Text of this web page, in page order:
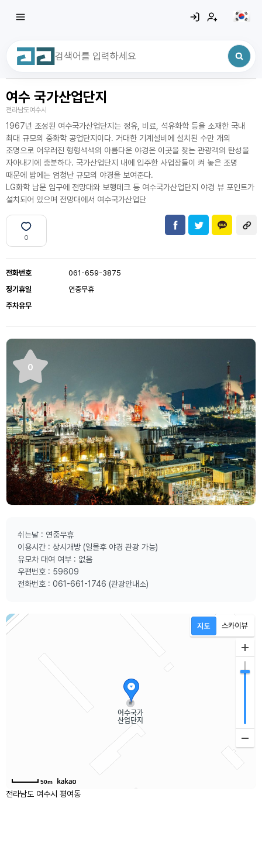
최근 검색어
여수 국가산업단지
전라남도여수시
1967년 조성된 여수국가산업단지는 정유, 비료, 석유화학 등을 소재한 국내
최대 규모의 중화학 공업단지이다. 거대한 기계설비에 설치된 수만 개의
조명으로 어우러진 형형색색의 아름다운 야경은 이곳을 찾는 관광객의 탄성을
자아내기에 충분하다. 국가산업단지 내에 입주한 사업장들이 켜 놓은 조명
때문에 밤에는 엄청난 규모의 야경을 보여준다.
LG화학 남문 입구에 전망대와 보행데크 등 여수국가산업단지 야경 뷰 포인트가
설치되어 있으며 전망대에서 여수국가산업단
0
전화번호
061-659-3875
정기휴일
연중무휴
주차유무
0
쉬는날 : 연중무휴
이용시간 : 상시개방 (일몰후 야경 관광 가능)
유모차 대여 여부 : 없음
우편번호 : 59609
전화번호 : 061-661-1746 (관광안내소)
50m
전라남도 여수시 평여동